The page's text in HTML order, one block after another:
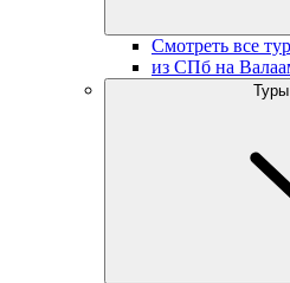
Смотреть все
из СПб на